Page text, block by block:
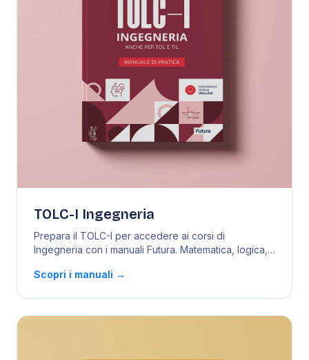
TOLC-I Ingegneria
Prepara il TOLC-I per accedere ai corsi di
Ingegneria con i manuali Futura. Matematica, logica,
Scopri i manuali →